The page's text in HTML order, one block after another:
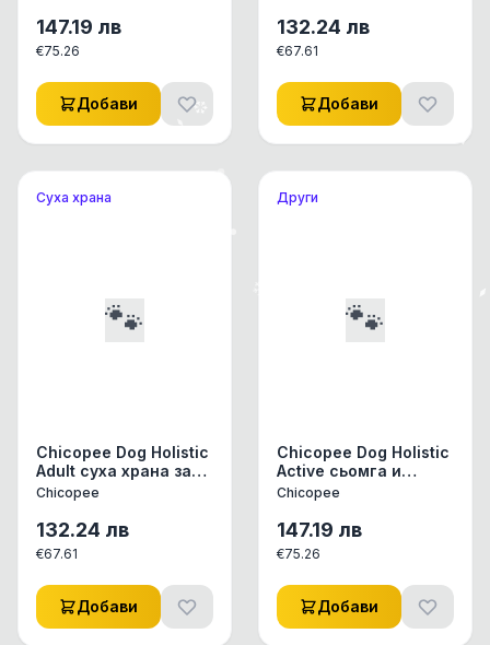
147.19 лв
€75.26
Добави
картофи 12 кг.
132.24 лв
€67.61
Добави
Суха храна
🐾
Chicopee Dog Holistic
Adult суха храна за
израснали кучета,
12 кг.
Chicopee
132.24 лв
€67.61
Добави
Други
🐾
Chicopee Dog Holistic
Active сьомга и
картофи 12 кг
Chicopee
147.19 лв
€75.26
Добави